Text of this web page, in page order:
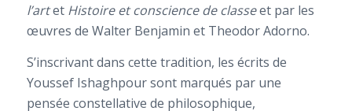
l’artetHistoire et conscience de classeet par les
œuvres de Walter Benjamin et Theodor Adorno.
S’inscrivant dans cette tradition, les écrits de
Youssef Ishaghpour sont marqués par une
pensée constellative de philosophique,